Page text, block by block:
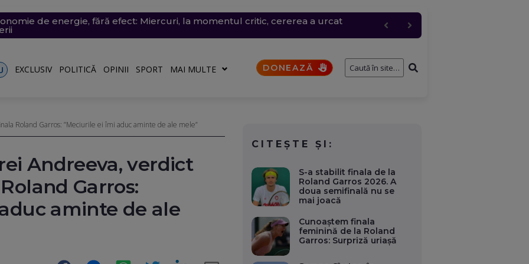
de energie, fără efect: Miercuri, la momentul critic, cererea a urcat
exploziv a perturbat traficul pe aeroportul Leipzig, un centru logistic cheie
către Ucraina. Rusia, principalul suspect
într-un dosar de pornografie infantilă. Explicația fostului consilier
în dreptul unei plaje din Mamaia (Video). Aparatul va fi analizat de SRI
lui Nicușor Dan, și-a publicat declarațiile de avere și de interese. Ce case,
are la Dacia
EXCLUSIV POLITICĂ OPINII SPORT MAI MULTE DONEAZĂ
Roland Garros: ”Meciurile ei îmi aduc aminte de ale mele”
Andreeva, verdict
Garros:
aminte de ale
CITEȘTE ȘI:
S-a stabilit finala de la
Roland Garros 2026. A
doua semifinală nu se
mai joacă
Cunoaștem finala
feminină de la Roland
Garros: Surpriză uriașă